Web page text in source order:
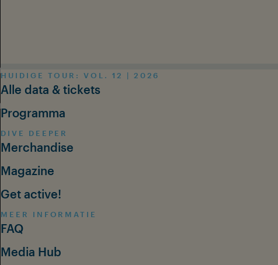
HUIDIGE TOUR: VOL. 12 | 2026
Alle data & tickets
Programma
DIVE DEEPER
Merchandise
Magazine
Get active!
MEER INFORMATIE
FAQ
Media Hub